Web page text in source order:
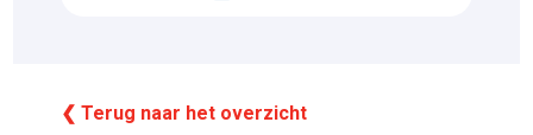
❮ Terug naar het overzicht